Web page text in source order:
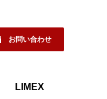
お問い合わせ
LIMEX